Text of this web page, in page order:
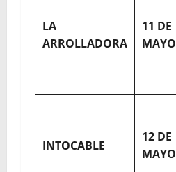
LA
ARROLLADORA
11 DE
MAYO
INTOCABLE
12 DE
MAYO